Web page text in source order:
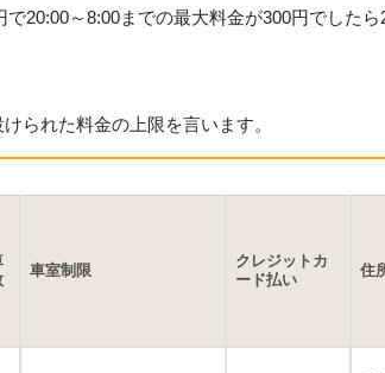
20:00～8:00までの最大料金が300円でした
られた料金の上限を言います。
車室制限
クレジットカ
ード払い
住